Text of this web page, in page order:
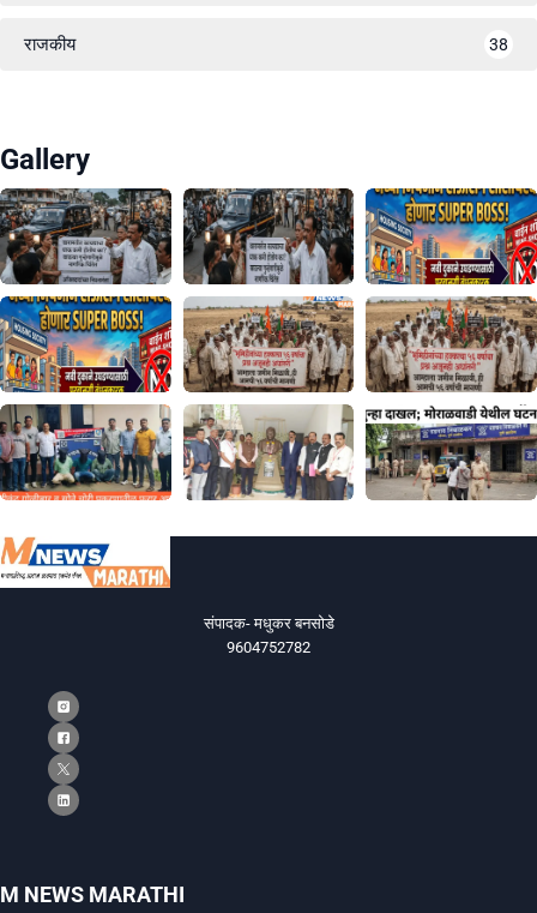
राजकीय 38
Gallery
संपादक- मधुकर बनसोडे
9604752782
M NEWS MARATHI